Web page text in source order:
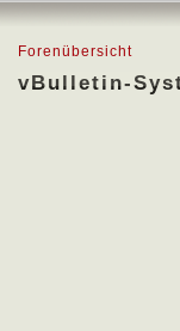
Forenübersicht
vBulletin-